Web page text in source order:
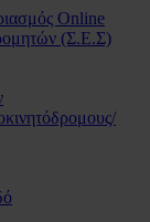
Online
(Σ.Ε.Σ)